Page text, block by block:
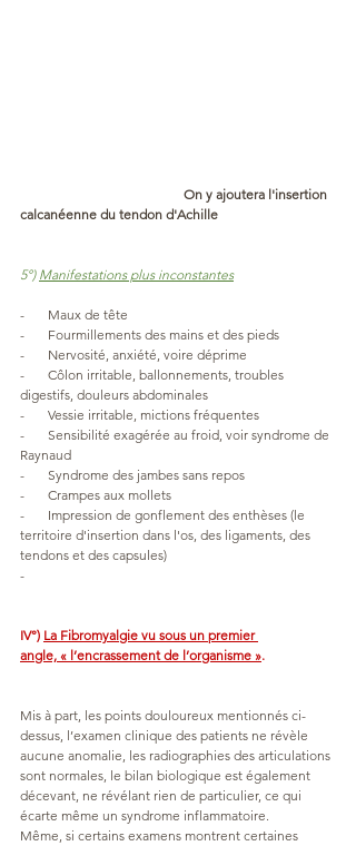
calcanéenne du tendon d'Achille
5°) Manifestations plus inconstantes
-       Maux de tête
-       Fourmillements des mains et des pieds
-       Nervosité, anxiété, voire déprime
-       Côlon irritable, ballonnements, troubles
digestifs, douleurs abdominales
-       Vessie irritable, mictions fréquentes
-       Sensibilité exagérée au froid, voir syndrome de
Raynaud
-       Syndrome des jambes sans repos
-       Crampes aux mollets
-       Impression de gonflement des enthèses (le
territoire d'insertion dans l'os, des ligaments, des
tendons et des capsules)
-
IV°) La Fibromyalgie vu sous un premier
angle, « l’encrassement de l’organisme ».
Mis à part, les points douloureux mentionnés ci-
dessus, l’examen clinique des patients ne révèle
aucune anomalie, les radiographies des articulations
sont normales, le bilan biologique est également
décevant, ne révélant rien de particulier, ce qui
écarte même un syndrome inflammatoire.
Même, si certains examens montrent certaines